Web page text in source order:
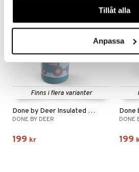
Tillåt alla
Anpassa
Finns i flera varianter
Done by Deer Insulated Bottle
DONE BY DEER
199 kr
DONE
199